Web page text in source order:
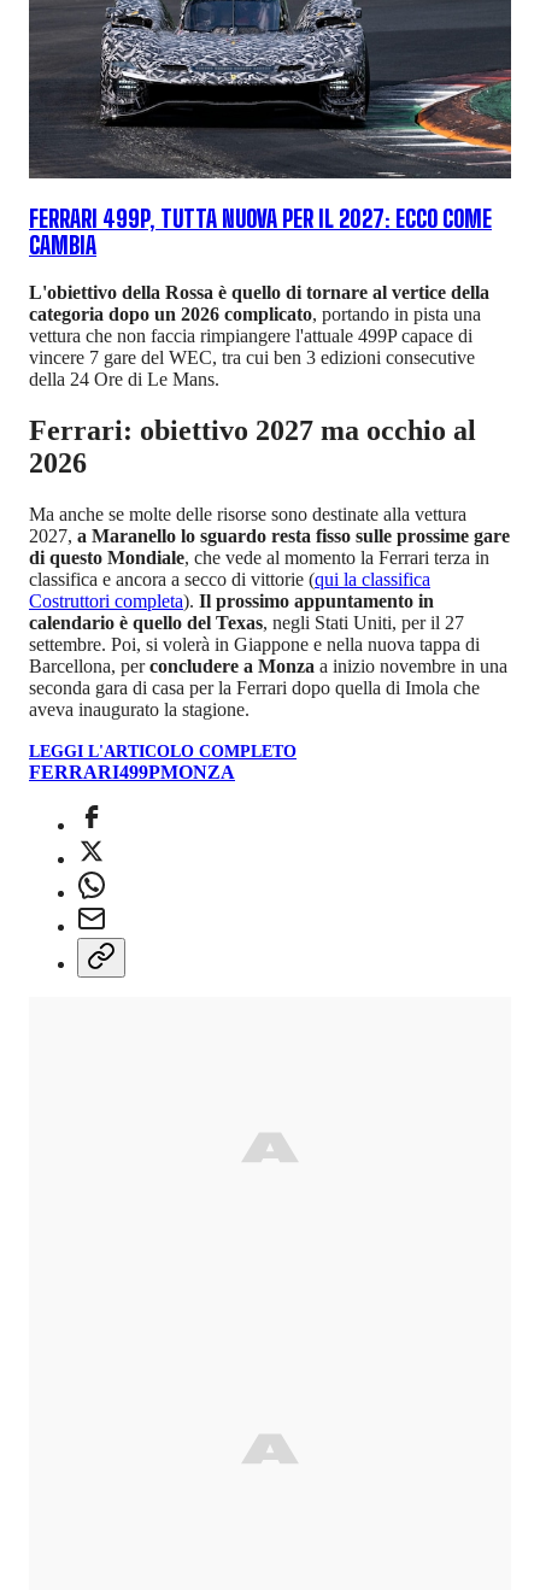
FERRARI 499P, TUTTA NUOVA PER IL 2027: ECCO COME
CAMBIA
L'obiettivo della Rossa è quello di tornare al vertice della
categoria dopo un 2026 complicato, portando in pista una
vettura che non faccia rimpiangere l'attuale 499P capace di
vincere 7 gare del WEC, tra cui ben 3 edizioni consecutive
della 24 Ore di Le Mans.
Ferrari: obiettivo 2027 ma occhio al
2026
Ma anche se molte delle risorse sono destinate alla vettura
2027, a Maranello lo sguardo resta fisso sulle prossime gare
di questo Mondiale, che vede al momento la Ferrari terza in
classifica e ancora a secco di vittorie (qui la classifica
Costruttori completa). Il prossimo appuntamento in
calendario è quello del Texas, negli Stati Uniti, per il 27
settembre. Poi, si volerà in Giappone e nella nuova tappa di
Barcellona, perconcludere a Monza a inizio novembre in una
seconda gara di casa per la Ferrari dopo quella di Imola che
aveva inaugurato la stagione.
LEGGI L'ARTICOLO COMPLETO
FERRARI499PMONZA